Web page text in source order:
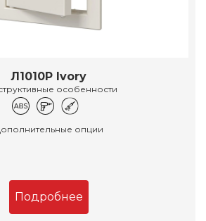
Л1010Р Ivory
особенности
опции
Подробнее